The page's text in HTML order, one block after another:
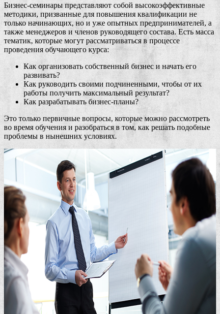
Бизнес-семинары представляют собой высокоэффективные
методики, призванные для повышения квалификации не
только начинающих, но и уже опытных предпринимателей, а
также менеджеров и членов руководящего состава. Есть масса
тематик, которые могут рассматриваться в процессе
проведения обучающего курса:
Как организовать собственный бизнес и начать его
развивать?
Как руководить своими подчиненными, чтобы от их
работы получить максимальный результат?
Как разрабатывать бизнес-планы?
Это только первичные вопросы, которые можно рассмотреть
во время обучения и разобраться в том, как решать подобные
проблемы в нынешних условиях.